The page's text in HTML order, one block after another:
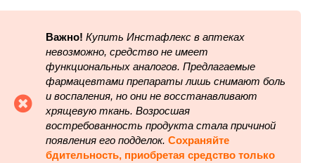
Важно! Купить Инстафлекс в аптеках
невозможно, средство не имеет
функциональных аналогов. Предлагаемые
фармацевтами препараты лишь снимают боль
и воспаления, но они не восстанавливают
хрящевую ткань. Возросшая
востребованность продукта стала причиной
появления его подделок. Сохраняйте
бдительность, приобретая средство только